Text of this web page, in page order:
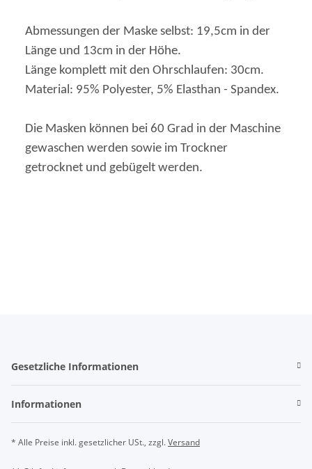
Abmessungen der Maske selbst: 19,5cm in der
Länge und 13cm in der Höhe.
Länge komplett mit den Ohrschlaufen: 30cm.
Material: 95% Polyester, 5% Elasthan - Spandex.
Die Masken können bei 60 Grad in der Maschine
gewaschen werden sowie im Trockner
getrocknet und gebügelt werden.
Gesetzliche Informationen
Informationen
* Alle Preise inkl. gesetzlicher USt., zzgl.Versand